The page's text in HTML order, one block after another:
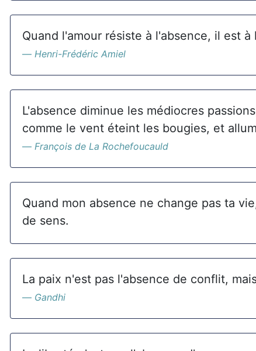
Quand l'amour résiste à l'absence, il est
Henri-Frédéric Amiel
L'absence diminue les médiocres
comme le vent éteint les bougies, et
François de La Rochefoucauld
Quand mon absence ne change pas ta
de sens.
La paix n'est pas l'absence de conflit,
Gandhi